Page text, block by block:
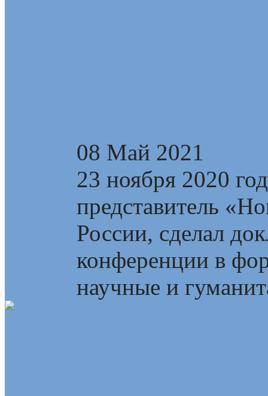
08 Май 2021
23 ноября 2020
представитель
России, сделал
конференции в
научные и